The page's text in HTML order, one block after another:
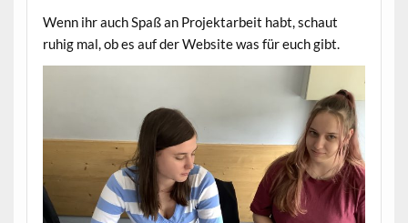
Wenn ihr auch Spaß an Projektarbeit habt, schaut
ruhig mal, ob es auf der Website was für euch gibt.